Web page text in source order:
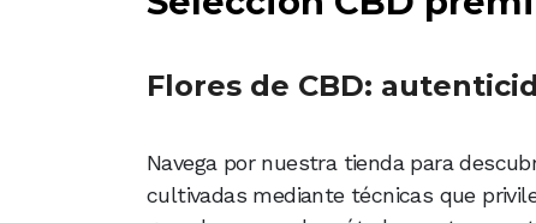
Flores de CBD:
Navega por nuestra tienda para
cultivadas mediante técnicas que